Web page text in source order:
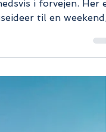
og oplev
behøver ikke
i forvejen. Her er